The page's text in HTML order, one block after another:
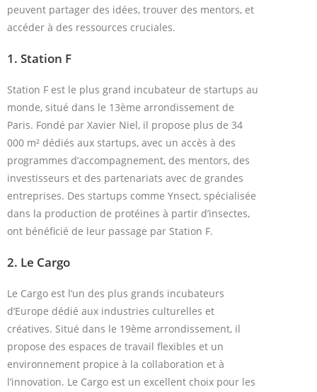
peuvent partager des idées, trouver des mentors, et
accéder à des ressources cruciales.
1. Station F
Station F est le plus grand incubateur de startups au
monde, situé dans le 13ème arrondissement de
Paris. Fondé par Xavier Niel, il propose plus de 34
000 m² dédiés aux startups, avec un accès à des
programmes d’accompagnement, des mentors, des
investisseurs et des partenariats avec de grandes
entreprises. Des startups comme Ynsect, spécialisée
dans la production de protéines à partir d’insectes,
ont bénéficié de leur passage par Station F.
2. Le Cargo
Le Cargo est l’un des plus grands incubateurs
d’Europe dédié aux industries culturelles et
créatives. Situé dans le 19ème arrondissement, il
propose des espaces de travail flexibles et un
environnement propice à la collaboration et à
l’innovation. Le Cargo est un excellent choix pour les